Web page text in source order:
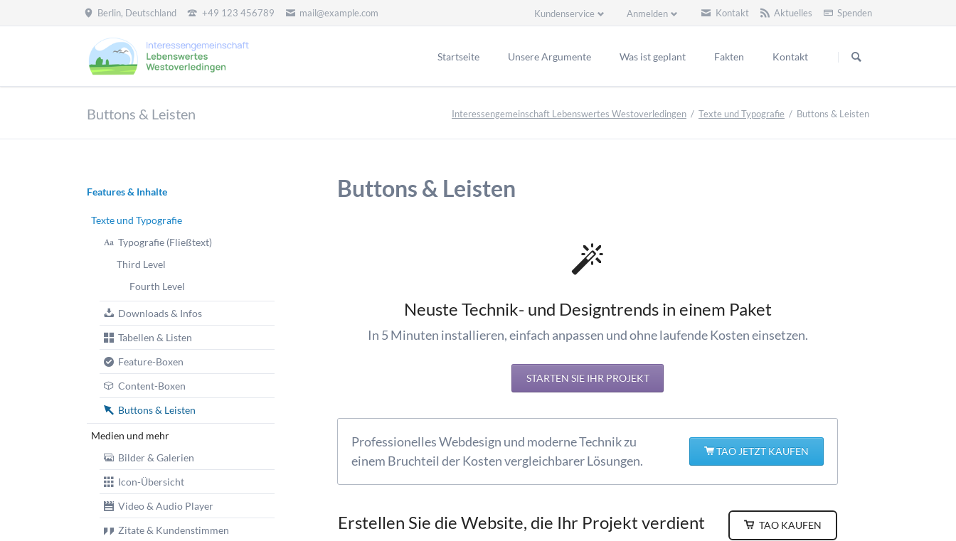
Berlin, Deutschland +49 123 456789 mail@example.com Kontakt Aktuelles Spenden
Anmelden
Kundenservice
überspringen
Startseite Unsere Argumente Was ist geplant Fakten
Gesundheit
Landschaft und Kultur
Kontakt
Buttons & Leisten Interessengemeinschaft Lebenswertes Westoverledingen Texte und Typografie Buttons & Leisten
Buttons & Leisten
Neuste Technik- und Designtrends in einem Paket
In 5 Minuten installieren, einfach anpassen und ohne laufende Kosten einsetzen.
STARTEN SIE IHR PROJEKT
Professionelles Webdesign und moderne Technik zu
einem Bruchteil der Kosten vergleichbarer Lösungen.
TAO JETZT KAUFEN
Erstellen Sie die Website, die Ihr Projekt verdient TAO KAUFEN
Navigation
Features & Inhalte
Texte und Typografie
Typografie (Fließtext)
Third Level
Fourth Level
Downloads & Infos
Tabellen & Listen
Feature-Boxen
Content-Boxen
Buttons & Leisten
Medien und mehr
Bilder & Galerien
Icon-Übersicht
Video & Audio Player
Zitate & Kundenstimmen